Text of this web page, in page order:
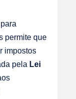
para
permite que
impostos
pela Lei